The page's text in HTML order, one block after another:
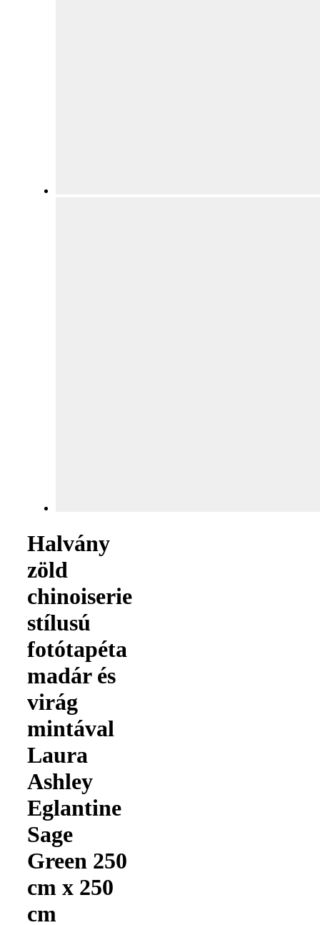
Halvány
zöld
chinoiserie
stílusú
fotótapéta
madár és
virág
mintával
Laura
Ashley
Eglantine
Sage
Green 250
cm x 250
cm